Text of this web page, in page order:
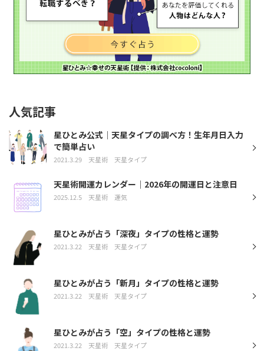
人気記事
星ひとみ公式｜天星タイプの調べ方！生年月日入力
で簡単占い
2021.3.29 天星術 天星タイプ
天星術開運カレンダー｜2026年の開運日と注意日
2025.12.5 天星術 運気
星ひとみが占う「深夜」タイプの性格と運勢
2021.3.22 天星術 天星タイプ
星ひとみが占う「新月」タイプの性格と運勢
2021.3.22 天星術 天星タイプ
星ひとみが占う「空」タイプの性格と運勢
2021.3.22 天星術 天星タイプ